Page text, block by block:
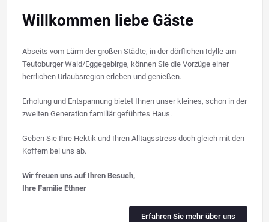
Willkommen liebe Gäste
Abseits vom Lärm der großen Städte, in der dörflichen Idylle am
Teutoburger Wald/Eggegebirge, können Sie die Vorzüge einer
herrlichen Urlaubsregion erleben und genießen.
Erholung und Entspannung bietet Ihnen unser kleines, schon in der
zweiten Generation familiär geführtes Haus.
Geben Sie Ihre Hektik und Ihren Alltagsstress doch gleich mit den
Koffern bei uns ab.
Wir freuen uns auf Ihren Besuch,
Ihre Familie Ethner
Erfahren Sie mehr über uns